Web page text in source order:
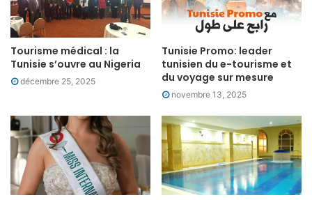
Tourisme médical : la
Tunisie s’ouvre au Nigeria
décembre 25, 2025
Tunisie Promo: leader
tunisien du e-tourisme et
du voyage sur mesure
novembre 13, 2025